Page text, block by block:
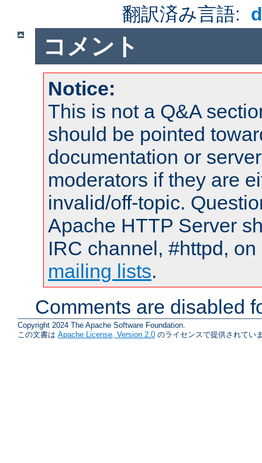
翻訳済み言語:
コメント
Notice:
This is not a Q&A
should be pointed
documentation or
moderators if they are
invalid/off-topic.
Apache HTTP Server
IRC channel, #httpd,
mailing lists.
Comments are disabled
Copyright 2024 The Apache Software Foundation.
この文書は Apache License, Version 2.0 のライセンスで提供されてい